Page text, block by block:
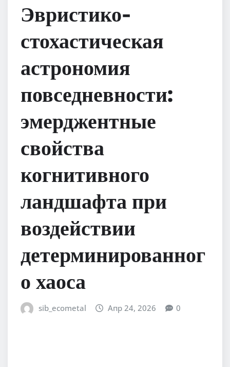
Эвристико-
стохастическая
астрономия
повседневности:
эмерджентные
свойства
когнитивного
ландшафта при
воздействии
детерминированног
о хаоса
sib_ecometal Апр 24, 2026 0